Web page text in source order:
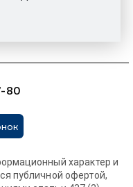
80
характер и
публичной офертой,